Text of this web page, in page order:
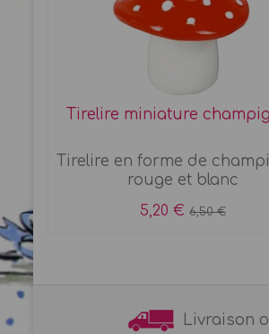
Tirelire miniature
Tirelire en forme de
rouge et blanc
5,20 € 6,50 €
Livraison